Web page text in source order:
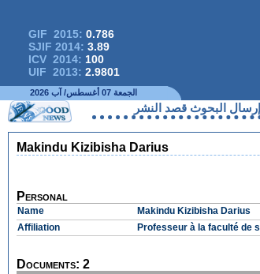
GIF 2015: 0.786
SJIF 2014: 3.89
ICV 2014: 100
UIF 2013: 2.9801
الجمعة 07 أغسطس/ آب 2026
البحوث قصد النشر
Makindu Kizibisha Darius
Personal
Name
Makindu Kizibisha Darius
Affiliation
Professeur à la faculté de
Documents: 2